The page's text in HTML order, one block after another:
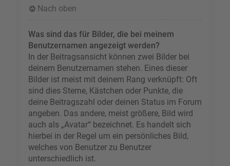
Nach oben
Was sind das für Bilder, die bei meinem
Benutzernamen angezeigt werden?
In der Beitragsansicht können zwei Bilder bei
deinem Benutzernamen stehen. Eines dieser
Bilder ist meist mit deinem Rang verknüpft: Oft
sind dies Sterne, Kästchen oder Punkte, die
deine Beitragszahl oder deinen Status im Forum
angeben. Das andere, meist größere, Bild wird
auch als „Avatar“ bezeichnet. Es handelt sich
hierbei in der Regel um ein persönliches Bild,
welches von Benutzer zu Benutzer
unterschiedlich ist.